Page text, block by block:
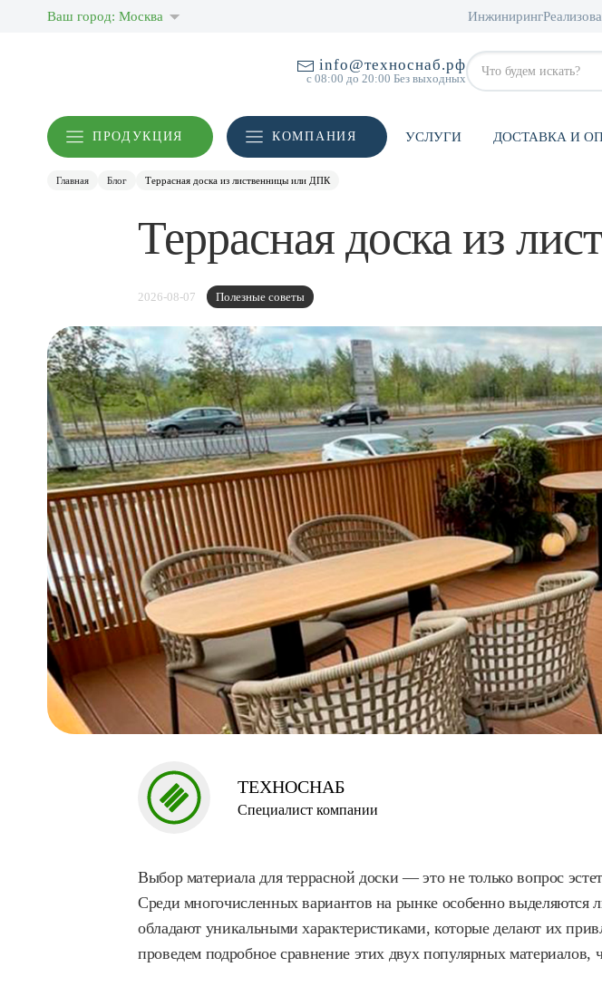
Ваш город: Москва Инжиниринг
info@техноснаб.рф
с 08:00 до 20:00 Без выходных
ПРОДУКЦИЯ КОМПАНИЯ УСЛУГИ ДОСТАВКА И
Главная Блог Террасная доска из лиственницы или ДПК
Террасная доска из
2026-08-07 Полезные советы
ТЕХНОСНАБ
Специалист компании
Выбор материала для террасной доски — это не только вопрос
Среди многочисленных вариантов на рынке особенно
обладают уникальными характеристиками, которые делают их
проведем подробное сравнение этих двух популярных